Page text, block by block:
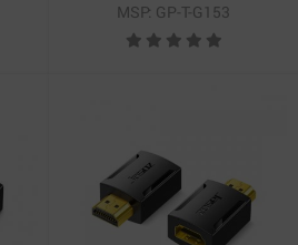
MSP: GP-T-G153